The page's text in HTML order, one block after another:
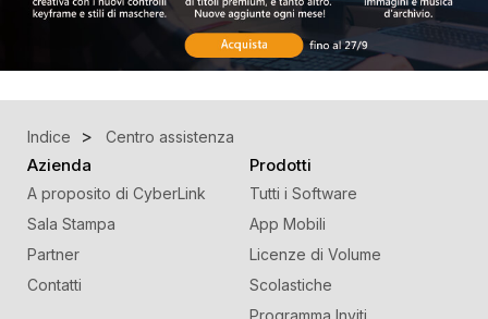
Indice Centro assistenza
Azienda
A proposito di CyberLink
Sala Stampa
Partner
Contatti
Prodotti
Tutti i Software
App Mobili
Licenze di Volume
Scolastiche
Programma Inviti